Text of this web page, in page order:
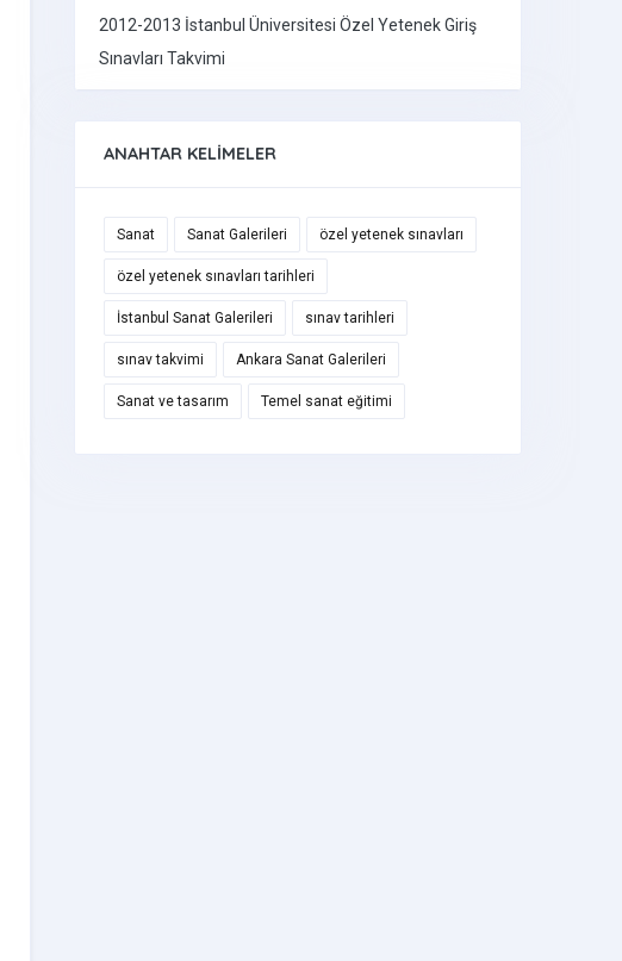
2012-2013 İstanbul Üniversitesi Özel Yetenek Giriş
Sınavları Takvimi
ANAHTAR KELIMELER
Sanat Sanat Galerileri özel yetenek sınavları
özel yetenek sınavları tarihleri
İstanbul Sanat Galerileri sınav tarihleri
sınav takvimi Ankara Sanat Galerileri
Sanat ve tasarım Temel sanat eğitimi